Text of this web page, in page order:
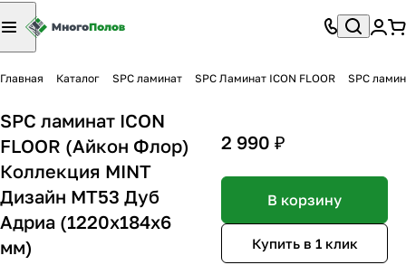
Главная Каталог SPC ламинат SPC Ламинат ICON FLOOR SPC
SPC ламинат ICON
FLOOR (Айкон Флор)
Коллекция MINT
Дизайн MT53 Дуб
Адриа (1220х184х6
мм)
2 990 ₽
В корзину
Купить в 1 клик